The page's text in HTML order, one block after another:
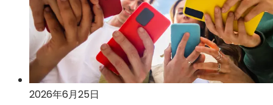
端
到
端
设
与
验
2026年6月25日